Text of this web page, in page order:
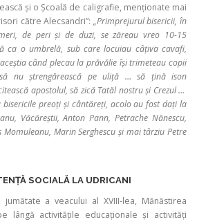
şi o Şcoală de caligrafie, menţionate mai
către Alecsandri”: „Primprejurul bisericii, în
de peri şi de duzi, se zăreau vreo 10-15
ca o umbrelă, sub care locuiau câţiva cavafi,
când plecau la prăvălie îşi trimeteau copii
nu ştrengărească pe uliţă … să ţină ison
apostolul, să zică Tatăl nostru şi Crezul …
bisericile preoţi şi cântăreţi, acolo au fost daţi la
Văcăreştii, Anton Pann, Petrache Nănescu,
Momuleanu, Marin Serghescu şi mai târziu Petre
SOCIALĂ LA UDRICANI
a veacului al XVIII-lea, Mănăstirea
lângă activităţile educaţionale şi activităţi